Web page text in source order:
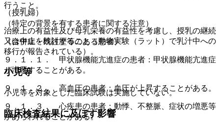
（授乳婦）
治療上の有益性及び母乳栄養の有益性を考慮し、授乳の継続
又は中止を検討すること（動物実験（ラット）で乳汁中への
移行が報告されている）。
小児等
小児等を対象とした臨床試験は実施していない。
臨床検査結果に及ぼす影響
行うこと。
（特定の背景を有する患者に関する注意）
（合併症・既往歴等のある患者）
９．１．１． 甲状腺機能亢進症の患者：甲状腺機能亢進症
が増悪することがある。
９．１．２． 高血圧の患者：血圧が上昇することがある。
９．１．３． 心疾患の患者：動悸、不整脈、症状の増悪等
があらわれることがある。